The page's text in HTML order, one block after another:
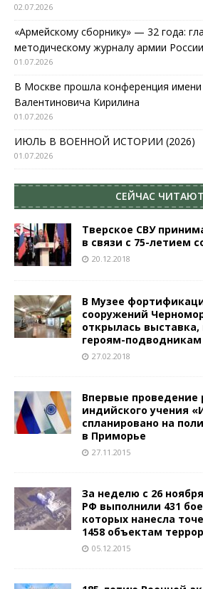
02.07.2026
«Армейскому сборнику» — 32 года:
методическому журналу армии России
01.07.2026
В Москве прошла конференция имени
Валентиновича Кирилина
01.07.2026
ИЮЛЬ В ВОЕННОЙ ИСТОРИИ (2026)
01.07.2026
СЕЙЧАС ЧИТАЮТ
Тверское СВУ
в связи с 75-летием
20.12.2018
В Музее
сооружений
открылась
героям-подводникам
27.02.2018
Впервые проведение
индийского учения
спланировано на
в Приморье
27.11.2015
За неделю с 26
РФ выполнили 431
которых нанесла
1458 объектам
05.12.2015